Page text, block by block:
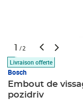
1 /2
Livraison offerte
Bosch
Embout de
pozidriv